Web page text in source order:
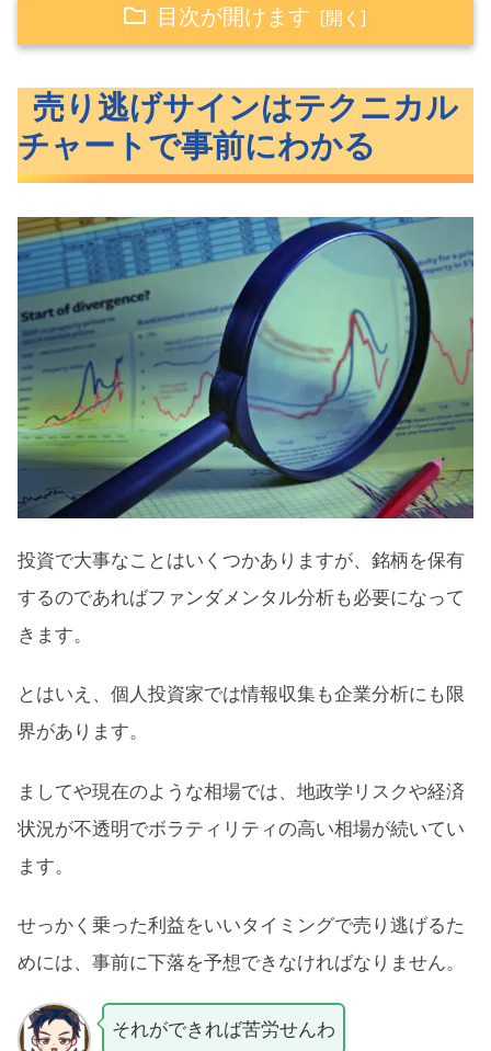
目次が開けます
にわかる
MACDでトレンド転換を知る
MACDの2本の線で『買い場』と『売り
場』を見分ける
【ハッキリ見える売り逃げサイン】買い出動
もわかるチャート解析！まとめ
売り逃げサインはテクニカル
チャートで事前にわかる
投資で大事なことはいくつかありますが、銘柄を保有
するのであればファンダメンタル分析も必要になって
きます。
とはいえ、個人投資家では情報収集も企業分析にも限
界があります。
ましてや現在のような相場では、地政学リスクや経済
状況が不透明でボラティリティの高い相場が続いてい
ます。
せっかく乗った利益をいいタイミングで売り逃げるた
めには、事前に下落を予想できなければなりません。
それができれば苦労せんわ